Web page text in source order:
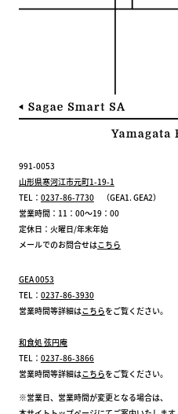
991-0053
山形県寒河江市元町1-19-1
TEL： 0237-86-7730（GEA1. GEA2）
営業時間：11：00～19：00
定休日：火曜日/年末年始
メールでのお問合せはこちら
GEA 0053
TEL： 0237-86-3930
営業時間等詳細はこちらをご覧ください。
和食処 弦円庵
TEL： 0237-86-3866
営業時間等詳細はこちらをご覧ください。
※営業日、営業時間が変更となる場合は、